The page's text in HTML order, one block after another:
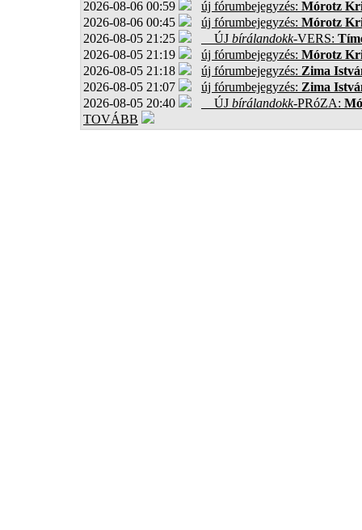
2026-08-06 00:59 új fórumbejegyzés: Mórotz
2026-08-06 00:45
új fórumbejegyzés: Mórotz
2026-08-05 21:25
ÚJ bírálandokk-VERS:
2026-08-05 21:19
új fórumbejegyzés: Mórotz
2026-08-05 21:18
új fórumbejegyzés: Zima
2026-08-05 21:07
új fórumbejegyzés: Zima
2026-08-05 20:40
ÚJ bírálandokk-PRóZA:
TOVÁBB